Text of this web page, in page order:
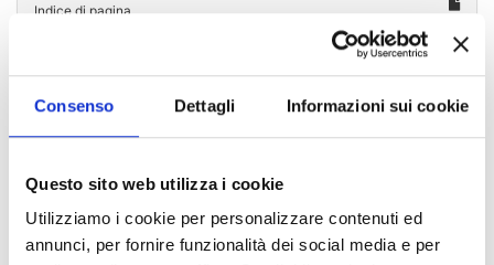
Consenso Dettagli Informazioni sui cookie
Questo sito web utilizza i cookie
Utilizziamo i cookie per personalizzare contenuti ed
annunci, per fornire funzionalità dei social media e per
Indice di pagina
Chi sei? Naviga il sito per profilo
Studente Internazionale
Laureato